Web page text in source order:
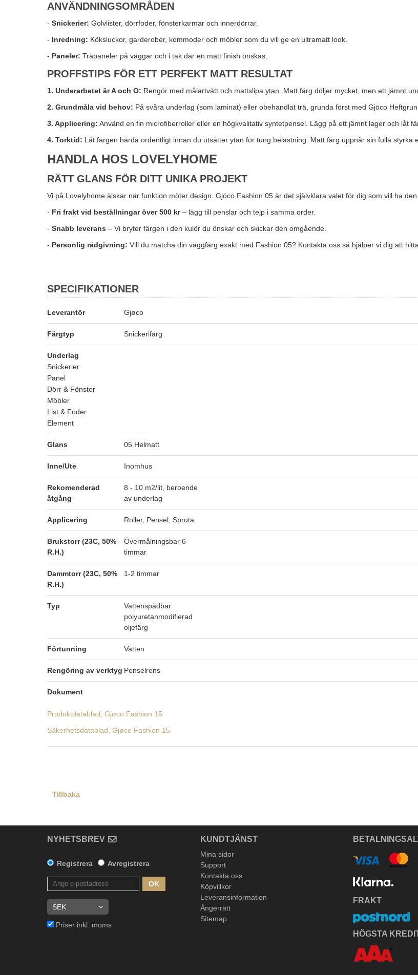
ANVÄNDNINGSOMRÅDEN
- Snickerier: Golvlister, dörrfoder, fönsterkarmar och innerdörrar.
- Inredning: Köksluckor, garderober, kommoder och möbler som du vill ge en ultramatt look.
- Paneler: Träpaneler på väggar och i tak där en matt finish önskas.
PROFFSTIPS FÖR ETT PERFEKT MATT RESULTAT
1. Underarbetet är A och O: Rengör med målartvätt och mattslipa ytan. Matt färg döljer mycket, men ett jämnt
2. Grundmåla vid behov: På svåra underlag (som laminat) eller obehandlat trä, grunda först med Gjöco
3. Applicering: Använd en fin microfiberroller eller en högkvalitativ syntetpensel. Lägg på ett jämnt lager och låt
4. Torktid: Låt färgen härda ordentligt innan du utsätter ytan för tung belastning. Matt färg uppnår sin fulla styrka
HANDLA HOS LOVELYHOME
RÄTT GLANS FÖR DITT UNIKA PROJEKT
Vi på Lovelyhome älskar när funktion möter design. Gjöco Fashion 05 är det självklara valet för dig som vill ha
- Fri frakt vid beställningar över 500 kr– lägg till penslar och tejp i samma order.
- Snabb leverans – Vi bryter färgen i den kulör du önskar och skickar den omgående.
- Personlig rådgivning: Vill du matcha din väggfärg exakt med Fashion 05? Kontakta oss så hjälper vi dig att
SPECIFIKATIONER
Leverantör Gjøco
Färgtyp Snickerifärg
Underlag
Snickerier
Panel
Dörr & Fönster
Möbler
List & Foder
Element
Glans 05 Helmatt
Inne/Ute Inomhus
Rekomenderad
åtgång
8 - 10 m2/lit, beroende
av underlag
Applicering Roller, Pensel, Spruta
Brukstorr (23C, 50%
R.H.)
Övermålningsbar 6
timmar
Dammtorr (23C, 50%
R.H.)
1-2 timmar
Typ
Vattenspädbar
polyuretanmodifierad
oljefärg
Förtunning Vatten
Rengöring av verktyg Penselrens
Dokument
Produktdatablad, Gjøco Fashion 15
Säkerhetsdatablad, Gjøco Fashion 15
Tillbaka
NYHETSBREV
Registrera Avregistrera
OK
Priser inkl. moms
KUNDTJÄNST
Mina sidor
Support
Kontakta oss
Köpvillkor
Leveransinformation
Ångerrätt
Sitemap
FRAKT
HÖGSTA
Handla för 8000 kr, vid ett köptillfälle, och få
proffspenslarna på köpet. (värde 903 kr)